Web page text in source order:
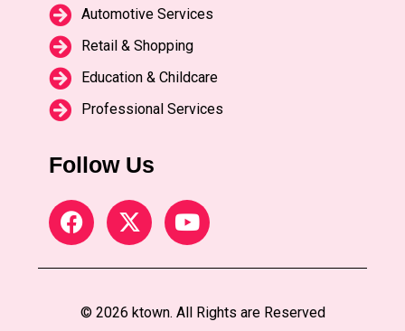
Automotive Services
Retail & Shopping
Education & Childcare
Professional Services
Follow Us
© 2026 ktown. All Rights are Reserved